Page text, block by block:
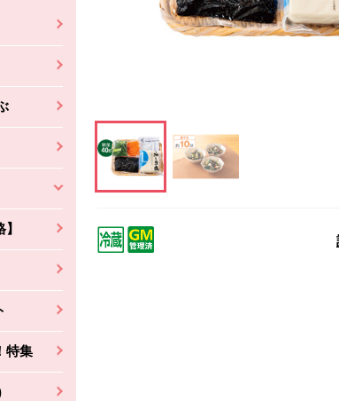
特集
この画像を大きく見る